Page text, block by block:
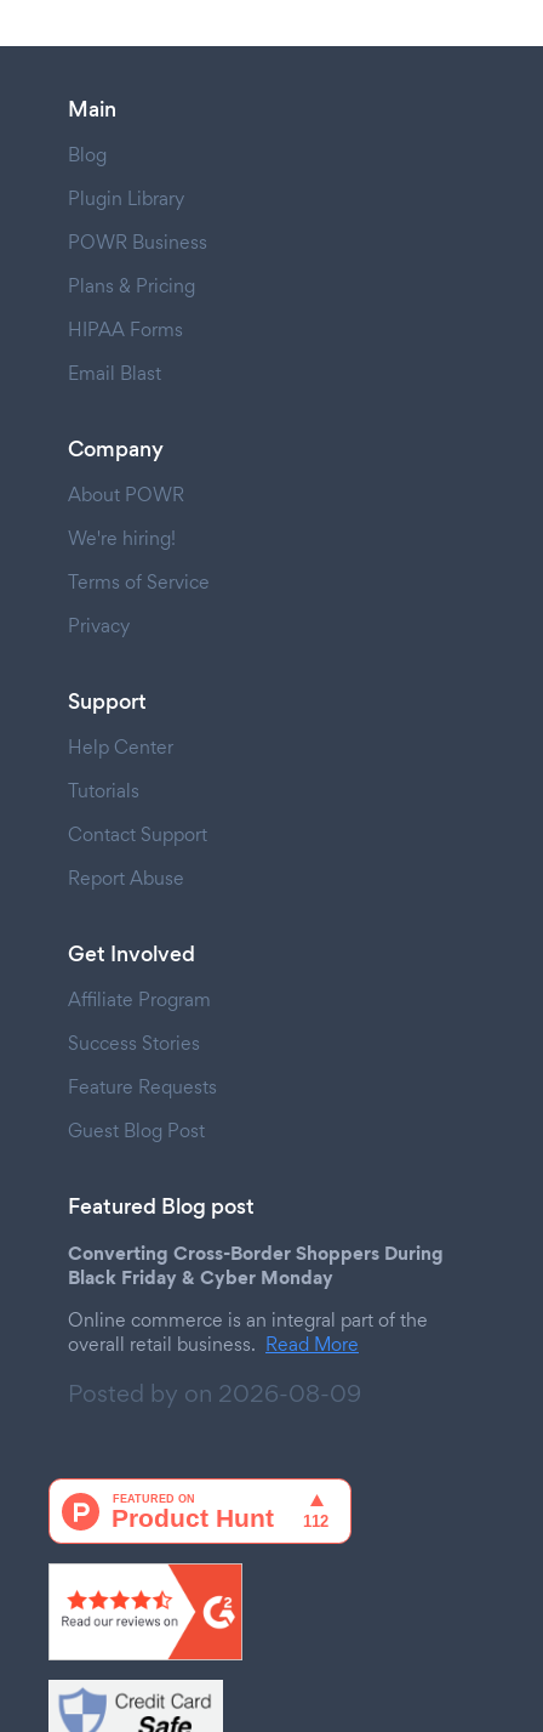
Main
Blog
Plugin Library
POWR Business
Plans & Pricing
HIPAA Forms
Email Blast
Company
About POWR
We're hiring!
Terms of Service
Privacy
Support
Help Center
Tutorials
Contact Support
Report Abuse
Get Involved
Affiliate Program
Success Stories
Feature Requests
Guest Blog Post
Featured Blog post
Converting Cross-Border Shoppers During
Black Friday & Cyber Monday
Online commerce is an integral part of the
overall retail business. Read More
Posted by on 2026-08-09